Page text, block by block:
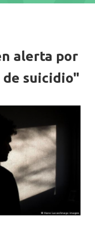
alerta por
de suicidio"